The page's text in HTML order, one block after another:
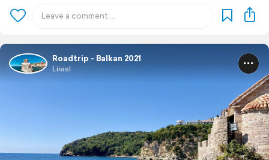
Roadtrip - Balkan 2021
Liiesl